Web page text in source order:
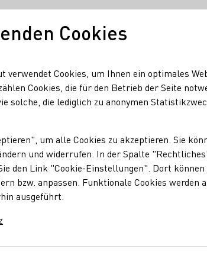
GmbH
GmbH
3 - 5 Rheinhessen Deutschland
Cookies
verwendet Cookies, um Ihnen ein optimales
Cookies, die für den Betrieb der Seite
solche, die lediglich zu anonymen
um alle Cookies zu akzeptieren. Sie
und widerrufen. In der Spalte
den Link "Cookie-Einstellungen". Dort können
bzw. anpassen. Funktionale Cookies werden
ausgeführt.